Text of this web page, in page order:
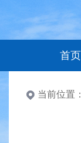
首页
当前位置：